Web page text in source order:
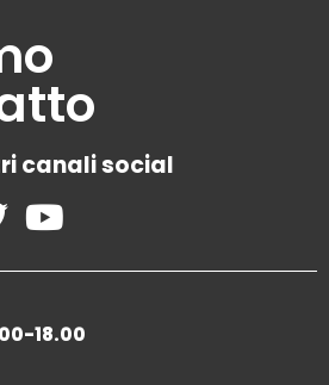
canali social
18.00